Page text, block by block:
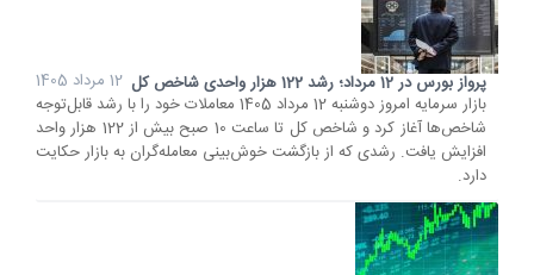
پرواز بورس در 12 مرداد؛ رشد 122 هزار واحدی شاخص کل
12 مرداد 1405
بازار سرمایه امروز دوشنبه 12 مرداد 1405 معاملات خود را با رشد قابل‌توجه
شاخص‌ها آغاز کرد و شاخص کل تا ساعت 10 صبح بیش از 122 هزار واحد
افزایش یافت. رشدی که از بازگشت خوش‌بینی معامله‌گران به بازار حکایت
دارد.